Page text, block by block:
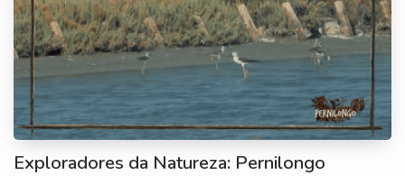
Exploradores da Natureza: Pernilongo